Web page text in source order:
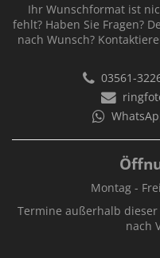
Ihr Wunschformat ist
fehlt? Haben Sie Fragen?
nach Wunsch?
03561-
Montag -
Termine außerhalb
nach